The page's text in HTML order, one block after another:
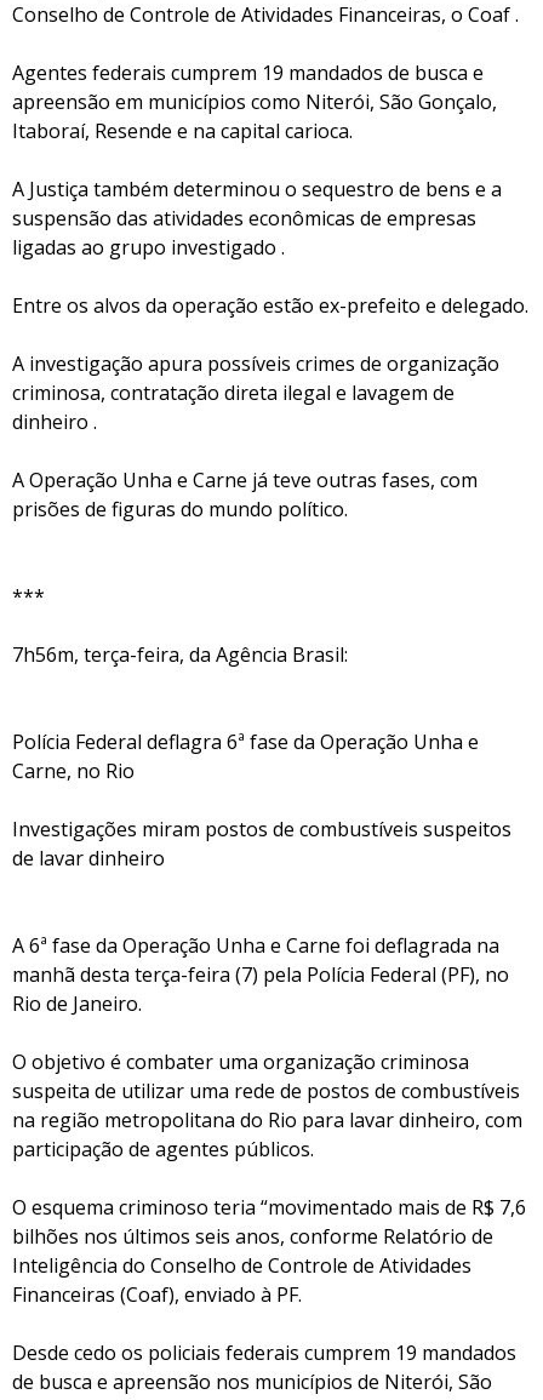
Conselho de Controle de Atividades Financeiras, o Coaf .
Agentes federais cumprem 19 mandados de busca e
apreensão em municípios como Niterói, São Gonçalo,
Itaboraí, Resende e na capital carioca.
A Justiça também determinou o sequestro de bens e a
suspensão das atividades econômicas de empresas
ligadas ao grupo investigado .
Entre os alvos da operação estão ex-prefeito e delegado.
A investigação apura possíveis crimes de organização
criminosa, contratação direta ilegal e lavagem de
dinheiro .
A Operação Unha e Carne já teve outras fases, com
prisões de figuras do mundo político.
***
7h56m, terça-feira, da Agência Brasil:
Polícia Federal deflagra 6ª fase da Operação Unha e
Carne, no Rio
Investigações miram postos de combustíveis suspeitos
de lavar dinheiro
A 6ª fase da Operação Unha e Carne foi deflagrada na
manhã desta terça-feira (7) pela Polícia Federal (PF), no
Rio de Janeiro.
O objetivo é combater uma organização criminosa
suspeita de utilizar uma rede de postos de combustíveis
na região metropolitana do Rio para lavar dinheiro, com
participação de agentes públicos.
O esquema criminoso teria “movimentado mais de R$ 7,6
bilhões nos últimos seis anos, conforme Relatório de
Inteligência do Conselho de Controle de Atividades
Financeiras (Coaf), enviado à PF.
Desde cedo os policiais federais cumprem 19 mandados
de busca e apreensão nos municípios de Niterói, São